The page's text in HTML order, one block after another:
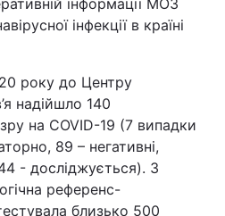
Інциденти
Туризм
Погода
Регіони
інформації МОЗ
інфекції в країні
року до Центру
надійшло 140
на COVID-19 (7 випадки
89 – негативні,
- досліджується). З
референс-
близько 500